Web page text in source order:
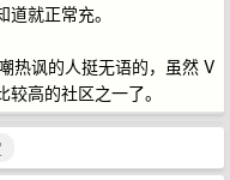
就正常充。
热讽的人挺无语的，虽然 V
高的社区之一了。